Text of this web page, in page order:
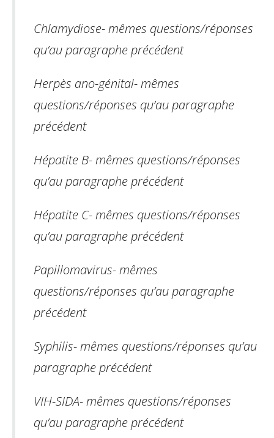
Chlamydiose-mêmes questions/réponses
qu’au paragraphe précédent
Herpès ano-génital-mêmes
questions/réponses qu’au paragraphe
précédent
Hépatite B-mêmes questions/réponses
qu’au paragraphe précédent
Hépatite C-mêmes questions/réponses
qu’au paragraphe précédent
Papillomavirus-mêmes
questions/réponses qu’au paragraphe
précédent
Syphilis-mêmes questions/réponses qu’au
paragraphe précédent
VIH-SIDA-mêmes questions/réponses
qu’au paragraphe précédent